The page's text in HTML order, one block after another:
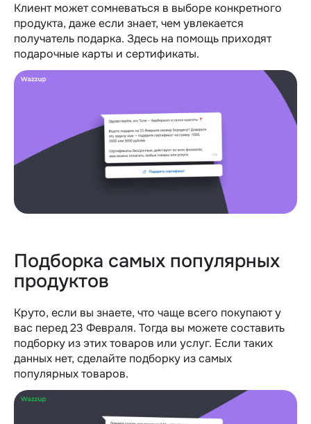
Клиент может сомневаться в выборе конкретного
продукта, даже если знает, чем увлекается
получатель подарка. Здесь на помощь приходят
подарочные карты и сертификаты.
Подборка самых популярных
продуктов
Круто, если вы знаете, что чаще всего покупают у
вас перед 23 Февраля. Тогда вы можете составить
подборку из этих товаров или услуг. Если таких
данных нет, сделайте подборку из самых
популярных товаров.